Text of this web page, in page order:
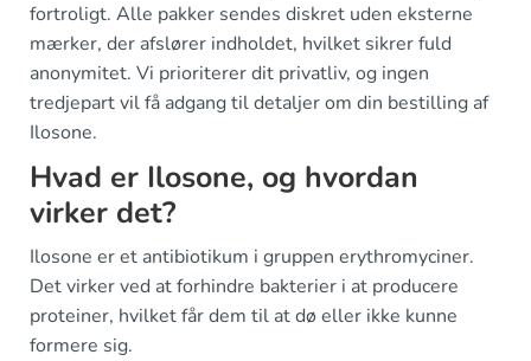
fortroligt. Alle pakker sendes diskret uden eksterne
mærker, der afslører indholdet, hvilket sikrer fuld
anonymitet. Vi prioriterer dit privatliv, og ingen
tredjepart vil få adgang til detaljer om din bestilling af
Ilosone.
Hvad er Ilosone, og hvordan
virker det?
Ilosone er et antibiotikum i gruppen erythromyciner.
Det virker ved at forhindre bakterier i at producere
proteiner, hvilket får dem til at dø eller ikke kunne
formere sig.